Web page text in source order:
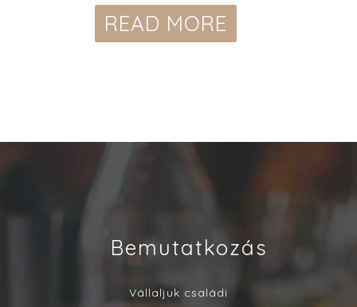
READ MORE
Bemutatkozás
Vállaljuk családi